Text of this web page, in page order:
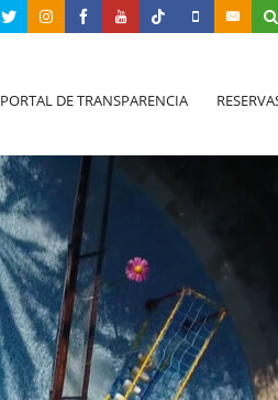
PORTAL DE TRANSPARENCIA